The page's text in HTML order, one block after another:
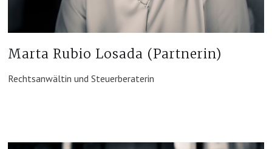
Marta Rubio Losada (Partnerin)
Rechtsanwältin und Steuerberaterin